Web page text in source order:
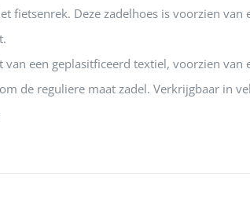
fietsenrek. Deze zadelhoes is voorzien van
van een geplasitficeerd textiel, voorzien van
de reguliere maat zadel. Verkrijgbaar in